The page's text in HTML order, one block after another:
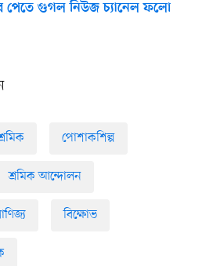
গুগল নিউজ চ্যানেল ফলো
পোশাকশিল্প
শ্রমিক আন্দোলন
বিক্ষোভ